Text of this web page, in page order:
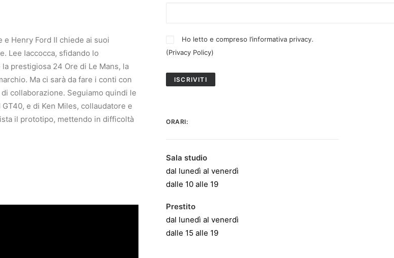
Henry Ford II chiede ai suoi
Lee Iaccocca, sfidando lo
prestigiosa 24 Ore di Le Mans, la
Ma ci sarà da fare i conti con
collaborazione. Seguiamo quindi le
e di Ken Miles, collaudatore e
il prototipo, mettendo in difficoltà
Ho letto e compreso l’informativa privacy.
(Privacy Policy)
ORARI:
Sala studio
dal lunedì al venerdì
dalle 10 alle 19
Prestito
dal lunedì al venerdì
dalle 15 alle 19